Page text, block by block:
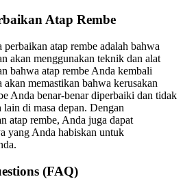
Atap Rembe
atap rembe adalah bahwa
akan menggunakan teknik dan alat
bahwa atap rembe Anda kembali
memastikan bahwa kerusakan
Anda benar-benar diperbaiki dan tidak
di masa depan. Dengan
atap rembe, Anda juga dapat
yang Anda habiskan untuk
(FAQ)